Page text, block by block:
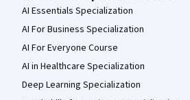
AI Essentials Specialization
AI For Business Specialization
AI For Everyone Course
AI in Healthcare Specialization
Deep Learning Specialization